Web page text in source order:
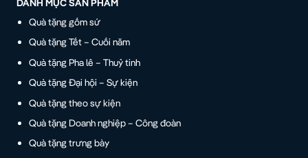
DANH MỤC SẢN PHẨM
Quà tặng gốm sứ
Quà tặng Tết – Cuối năm
Quà tặng Pha lê – Thuỷ tinh
Quà tặng Đại hội – Sự kiện
Quà tặng theo sự kiện
Quà tặng Doanh nghiệp – Công đoàn
Quà tặng trưng bày